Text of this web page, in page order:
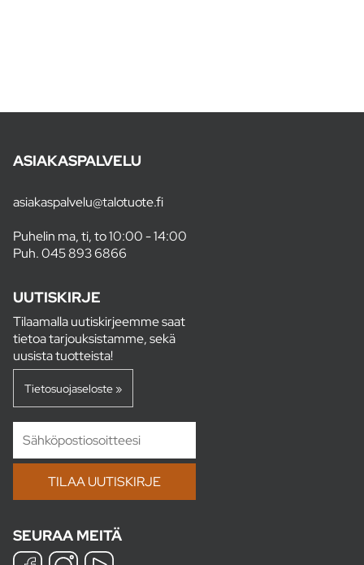
ASIAKASPALVELU
asiakaspalvelu@talotuote.fi
Puhelin ma, ti, to 10:00 - 14:00
Puh.045 893 6866
UUTISKIRJE
Tilaamalla uutiskirjeemme saat
tietoa tarjouksistamme, sekä
uusista tuotteista!
Tietosuojaseloste »
SEURAA MEITÄ